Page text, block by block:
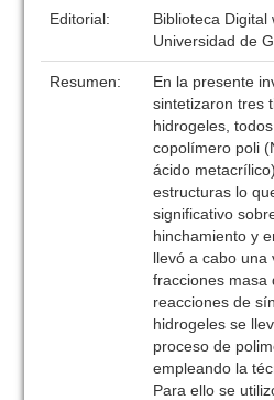
Editorial:
Biblioteca Digital
Universidad de
Resumen:
En la presente
sintetizaron tres
hidrogeles,
copolímero poli
ácido
estructuras lo
significativo
hinchamiento y
llevó a cabo una
fracciones masa
reacciones de
hidrogeles se
proceso de
empleando la
Para ello se